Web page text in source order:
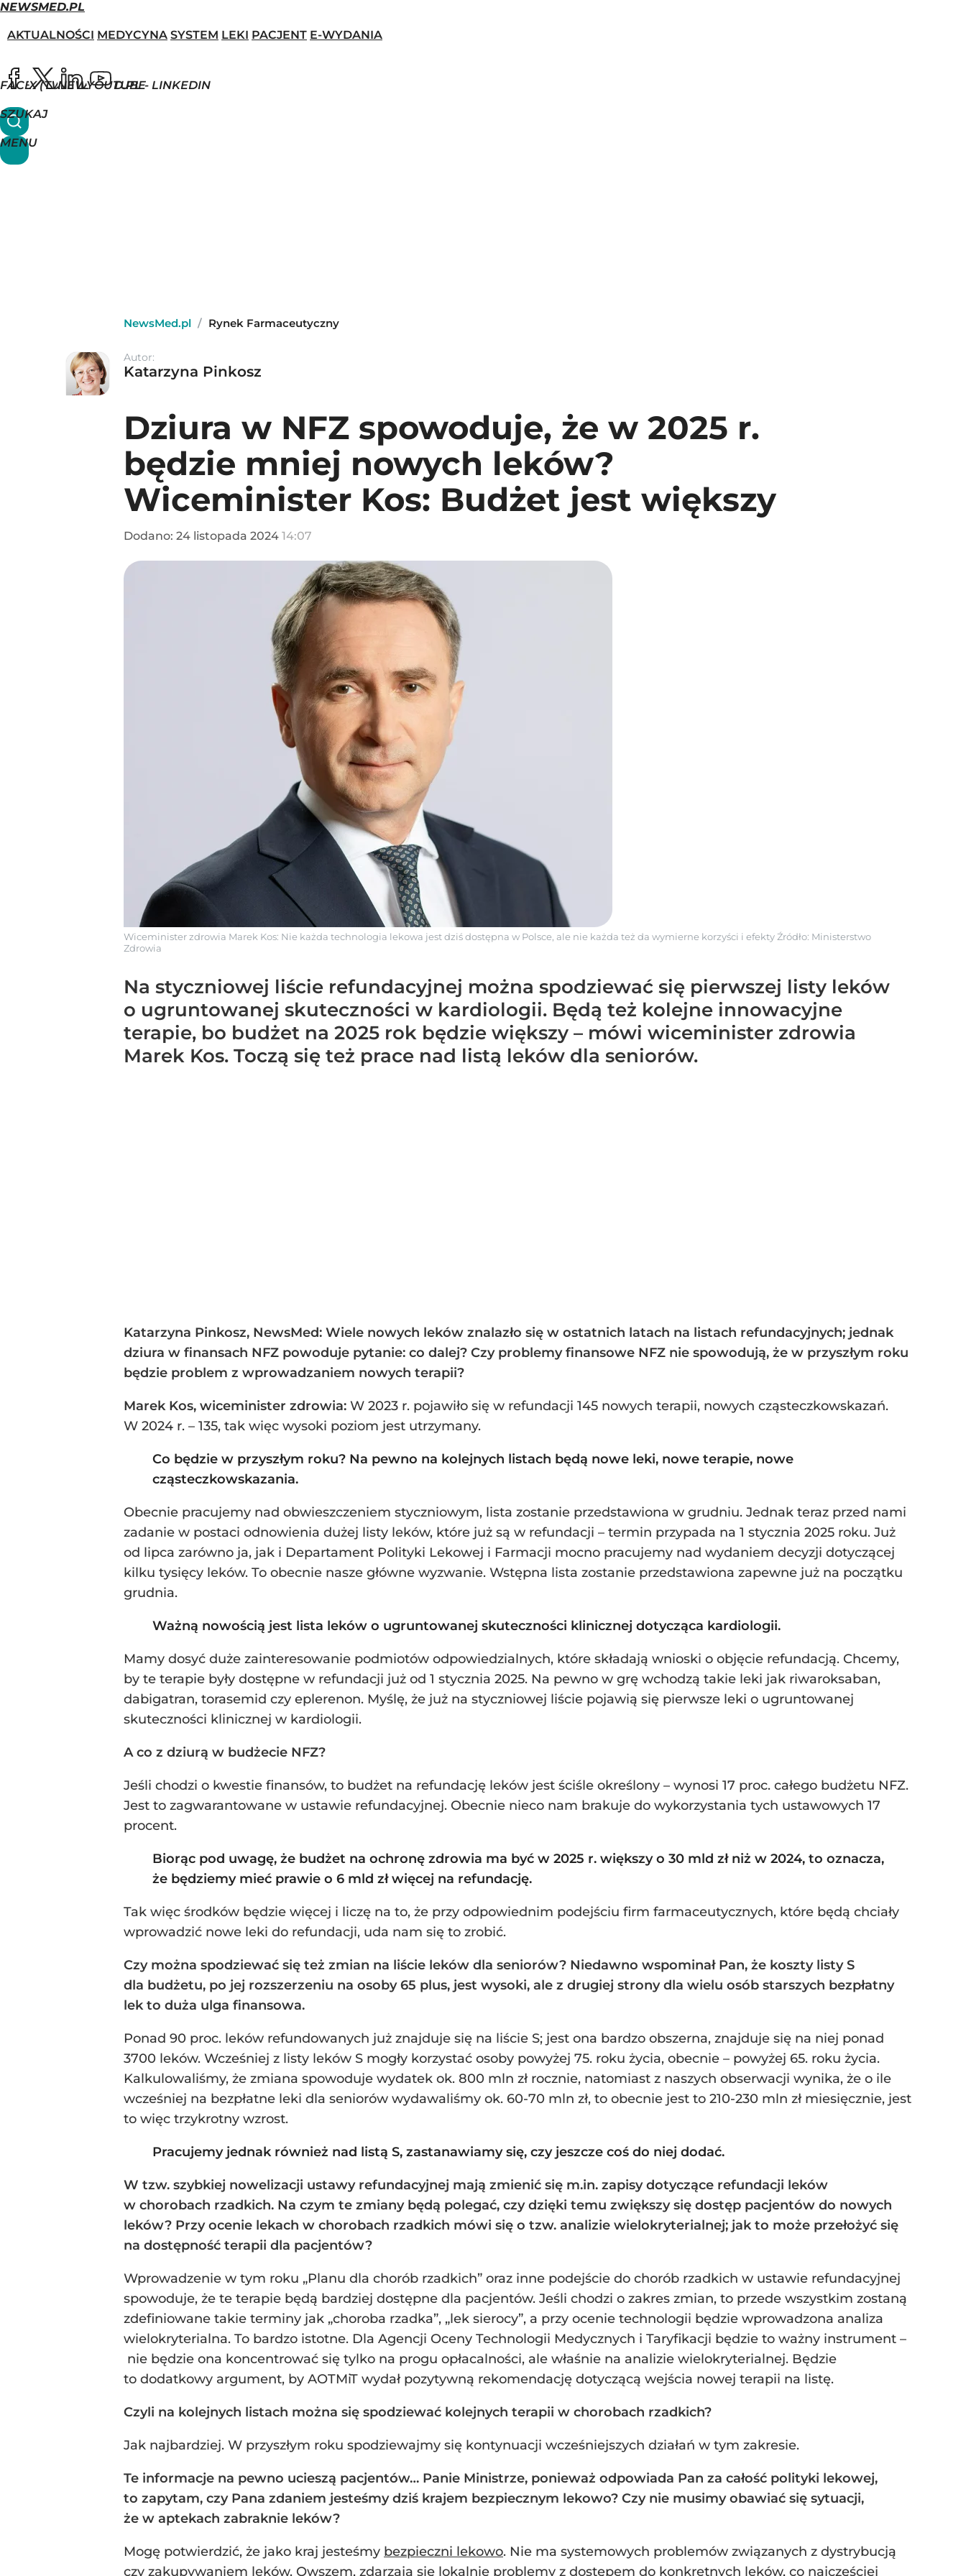
NEWSMED.PL
AKTUALNOŚCI MEDYCYNA SYSTEM LEKI PACJENT E-WYDANIA
FACEBOOK
X (TWITTER)
NEWSMED.PL - LINKEDIN
YOUTUBE
SZUKAJ
MENU
NewsMed.pl / Rynek Farmaceutyczny
Autor:
Katarzyna Pinkosz
Dziura w NFZ spowoduje, że w 2025 r.
będzie mniej nowych leków?
Wiceminister Kos: Budżet jest większy
Dodano: 24 listopada 2024 14:07
Wiceminister zdrowia Marek Kos: Nie każda technologia lekowa jest dziś dostępna w Polsce, ale nie każda też da wymierne korzyści i efektyŹródło: Ministerstwo
Zdrowia
Na styczniowej liście refundacyjnej można spodziewać się pierwszej listy leków
o ugruntowanej skuteczności w kardiologii. Będą też kolejne innowacyjne
terapie, bo budżet na 2025 rok będzie większy – mówi wiceminister zdrowia
Marek Kos. Toczą się też prace nad listą leków dla seniorów.
Katarzyna Pinkosz, NewsMed: Wiele nowych leków znalazło się w ostatnich latach na listach refundacyjnych; jednak
dziura w finansach NFZ powoduje pytanie: co dalej? Czy problemy finansowe NFZ nie spowodują, że w przyszłym roku
będzie problem z wprowadzaniem nowych terapii?
Marek Kos, wiceminister zdrowia: W 2023 r. pojawiło się w refundacji 145 nowych terapii, nowych cząsteczkowskazań.
W 2024 r. – 135, tak więc wysoki poziom jest utrzymany.
Co będzie w przyszłym roku? Na pewno na kolejnych listach będą nowe leki, nowe terapie, nowe
cząsteczkowskazania.
Obecnie pracujemy nad obwieszczeniem styczniowym, lista zostanie przedstawiona w grudniu. Jednak teraz przed nami
zadanie w postaci odnowienia dużej listy leków, które już są w refundacji – termin przypada na 1 stycznia 2025 roku. Już
od lipca zarówno ja, jak i Departament Polityki Lekowej i Farmacji mocno pracujemy nad wydaniem decyzji dotyczącej
kilku tysięcy leków. To obecnie nasze główne wyzwanie. Wstępna lista zostanie przedstawiona zapewne już na początku
grudnia.
Ważną nowością jest lista leków o ugruntowanej skuteczności klinicznej dotycząca kardiologii.
Mamy dosyć duże zainteresowanie podmiotów odpowiedzialnych, które składają wnioski o objęcie refundacją. Chcemy,
by te terapie były dostępne w refundacji już od 1 stycznia 2025. Na pewno w grę wchodzą takie leki jak riwaroksaban,
dabigatran, torasemid czy eplerenon. Myślę, że już na styczniowej liście pojawią się pierwsze leki o ugruntowanej
skuteczności klinicznej w kardiologii.
A co z dziurą w budżecie NFZ?
Jeśli chodzi o kwestie finansów, to budżet na refundację leków jest ściśle określony – wynosi 17 proc. całego budżetu NFZ.
Jest to zagwarantowane w ustawie refundacyjnej. Obecnie nieco nam brakuje do wykorzystania tych ustawowych 17
procent.
Biorąc pod uwagę, że budżet na ochronę zdrowia ma być w 2025 r. większy o 30 mld zł niż w 2024, to oznacza,
że będziemy mieć prawie o 6 mld zł więcej na refundację.
Tak więc środków będzie więcej i liczę na to, że przy odpowiednim podejściu firm farmaceutycznych, które będą chciały
wprowadzić nowe leki do refundacji, uda nam się to zrobić.
Czy można spodziewać się też zmian na liście leków dla seniorów? Niedawno wspominał Pan, że koszty listy S
dla budżetu, po jej rozszerzeniu na osoby 65 plus, jest wysoki, ale z drugiej strony dla wielu osób starszych bezpłatny
lek to duża ulga finansowa.
Ponad 90 proc. leków refundowanych już znajduje się na liście S; jest ona bardzo obszerna, znajduje się na niej ponad
3700 leków. Wcześniej z listy leków S mogły korzystać osoby powyżej 75. roku życia, obecnie – powyżej 65. roku życia.
Kalkulowaliśmy, że zmiana spowoduje wydatek ok. 800 mln zł rocznie, natomiast z naszych obserwacji wynika, że o ile
wcześniej na bezpłatne leki dla seniorów wydawaliśmy ok. 60-70 mln zł, to obecnie jest to 210-230 mln zł miesięcznie, jest
to więc trzykrotny wzrost.
Pracujemy jednak również nad listą S, zastanawiamy się, czy jeszcze coś do niej dodać.
W tzw. szybkiej nowelizacji ustawy refundacyjnej mają zmienić się m.in. zapisy dotyczące refundacji leków
w chorobach rzadkich. Na czym te zmiany będą polegać, czy dzięki temu zwiększy się dostęp pacjentów do nowych
leków? Przy ocenie lekach w chorobach rzadkich mówi się o tzw. analizie wielokryterialnej; jak to może przełożyć się
na dostępność terapii dla pacjentów?
Wprowadzenie w tym roku „Planu dla chorób rzadkich” oraz inne podejście do chorób rzadkich w ustawie refundacyjnej
spowoduje, że te terapie będą bardziej dostępne dla pacjentów. Jeśli chodzi o zakres zmian, to przede wszystkim zostaną
zdefiniowane takie terminy jak „choroba rzadka”, „lek sierocy”, a przy ocenie technologii będzie wprowadzona analiza
wielokryterialna. To bardzo istotne. Dla Agencji Oceny Technologii Medycznych i Taryfikacji będzie to ważny instrument –
nie będzie ona koncentrować się tylko na progu opłacalności, ale właśnie na analizie wielokryterialnej. Będzie
to dodatkowy argument, by AOTMiT wydał pozytywną rekomendację dotyczącą wejścia nowej terapii na listę.
Czyli na kolejnych listach można się spodziewać kolejnych terapii w chorobach rzadkich?
Jak najbardziej. W przyszłym roku spodziewajmy się kontynuacji wcześniejszych działań w tym zakresie.
Te informacje na pewno ucieszą pacjentów… Panie Ministrze, ponieważ odpowiada Pan za całość polityki lekowej,
to zapytam, czy Pana zdaniem jesteśmy dziś krajem bezpiecznym lekowo? Czy nie musimy obawiać się sytuacji,
że w aptekach zabraknie leków?
Mogę potwierdzić, że jako kraj jesteśmy bezpieczni lekowo. Nie ma systemowych problemów związanych z dystrybucją
czy zakupywaniem leków. Owszem, zdarzają się lokalnie problemy z dostępem do konkretnych leków, co najczęściej